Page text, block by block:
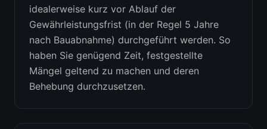
idealerweise kurz vor Ablauf der
Gewährleistungsfrist (in der Regel 5 Jahre
nach Bauabnahme) durchgeführt werden. So
haben Sie genügend Zeit, festgestellte
Mängel geltend zu machen und deren
Behebung durchzusetzen.